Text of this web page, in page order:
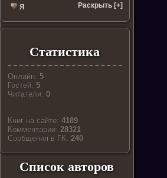
Я Раскрыть [+]
Статистика
Онлайн: 5
Гостей: 5
Читатели:0
Книг на сайте:4189
Комментарии:28321
Cообщения в ГК:240
Список авторов